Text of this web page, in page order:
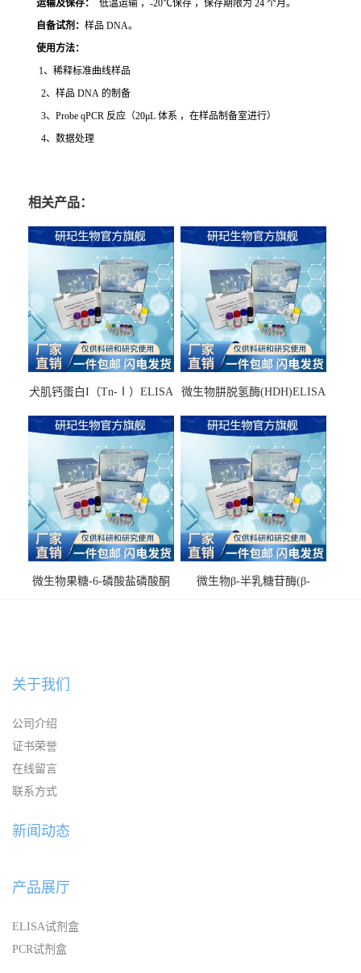
运输及保存：
低温运输 ，-20℃保存 ，保存期限为 24 个月。
自备试剂： 样品 DNA。
使用方法：
1、稀释标准曲线样品
2、样品 DNA 的制备
3、Probe qPCR 反应（20μL 体系 ，在样品制备室进行）
4、数据处理
相关产品：
犬肌钙蛋白I（Tn-Ⅰ）ELISA
微生物肼脱氢酶(HDH)ELISA
微生物果糖-6-磷酸盐磷酸酮
微生物β-半乳糖苷酶(β-
关于我们
公司介绍
证书荣誉
在线留言
联系方式
新闻动态
产品展厅
ELISA试剂盒
PCR试剂盒